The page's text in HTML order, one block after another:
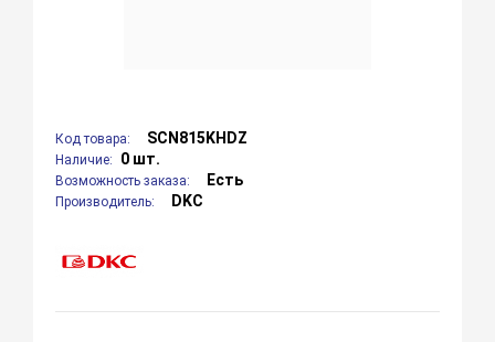
Код товара: SCN815KHDZ
Наличие: 0 шт.
Возможность заказа: Есть
Производитель: DKC